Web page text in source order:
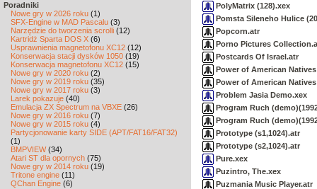
Poradniki
Nowe gry w 2026 roku (1)
SFX-Engine w MAD Pascalu (3)
Narzędzie do tworzenia scrolli (12)
Kartridż Sparta DOS X (6)
Usprawnienia magnetofonu XC12 (12)
Konserwacja stacji dysków 1050 (19)
Konserwacja magnetofonu XC12 (15)
Nowe gry w 2020 roku (2)
Nowe gry w 2019 roku (35)
Nowe gry w 2017 roku (3)
Larek pokazuje (40)
Emulacja ZX Spectrum na VBXE (26)
Nowe gry w 2016 roku (7)
Nowe gry w 2015 roku (4)
Partycjonowanie karty SIDE (APT/FAT16/FAT32)
(1)
BMPVIEW(34)
Atari ST dla opornych (75)
Nowe gry w 2014 roku (19)
Tritone engine (11)
QChan Engine (6)
PolyMatrix (128).xex
Pomsta Sileneho Hulice
Popcorn.atr
Porno Pictures
Postcards Of Israel.atr
Power of American
Power of American
Problem Jasia Demo.xex
Program Ruch
Program Ruch
Prototype (s1,1024).atr
Prototype (s2,1024).atr
Pure.xex
Puzintro, The.xex
Puzmania Music Player.atr